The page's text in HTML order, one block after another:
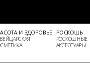
И ЗДОРОВЬЕ
РОСКОШЬ
РОСКОШНЫЕ
АКСЕССУАРЫ...